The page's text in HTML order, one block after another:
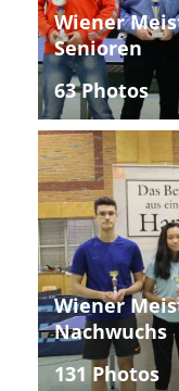
Wiener
Senioren
63 Photos
Wiener
Nachwuchs
131 Photos